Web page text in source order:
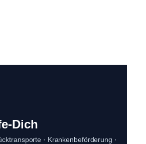
Dich
· Krankenbeförderung ·